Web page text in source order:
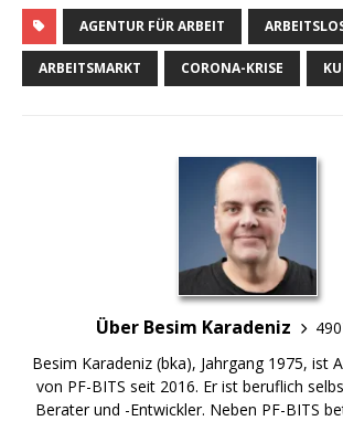
AGENTUR FÜR ARBEIT
ARBEITSMARKT CORONA-KRISE
Über Besim Karadeniz
Besim Karadeniz (bka), Jahrgang 1975, ist
von PF-BITS seit 2016. Er ist beruflich
Berater und -Entwickler. Neben PF-BITS